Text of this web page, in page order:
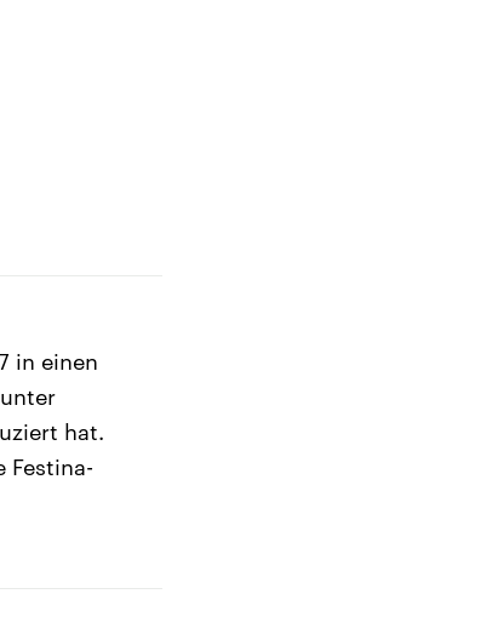
in einen
hat.
Festina-